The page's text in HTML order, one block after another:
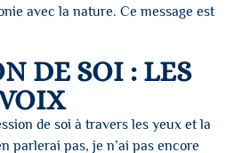
avec la nature. Ce message est
DE SOI : LES
de soi à travers les yeux et la
parlerai pas, je n’ai pas encore